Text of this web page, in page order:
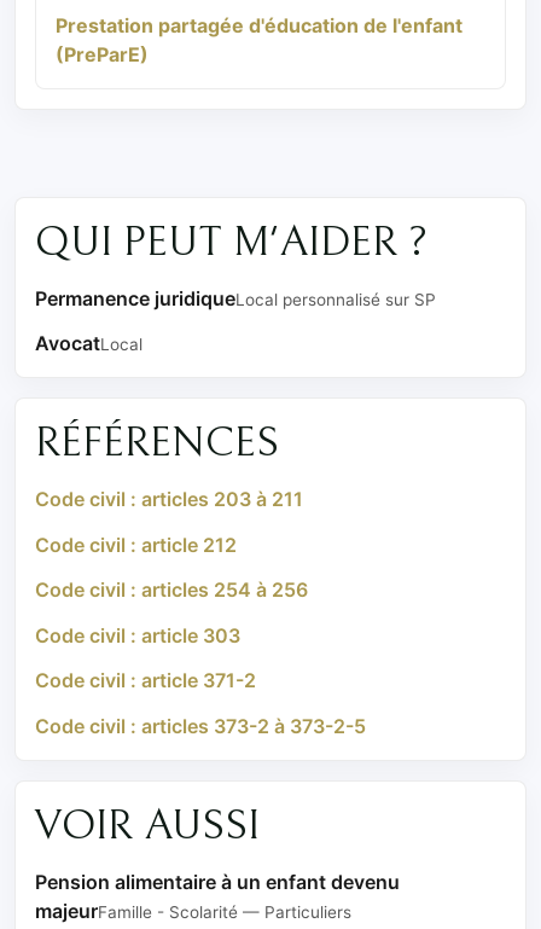
Prestation partagée d'éducation de l'enfant
(PreParE)
QUI PEUT M'AIDER ?
Permanence juridiqueLocal personnalisé sur SP
AvocatLocal
RÉFÉRENCES
Code civil : articles 203 à 211
Code civil : article 212
Code civil : articles 254 à 256
Code civil : article 303
Code civil : article 371-2
Code civil : articles 373-2 à 373-2-5
VOIR AUSSI
Pension alimentaire à un enfant devenu
majeurFamille - Scolarité — Particuliers